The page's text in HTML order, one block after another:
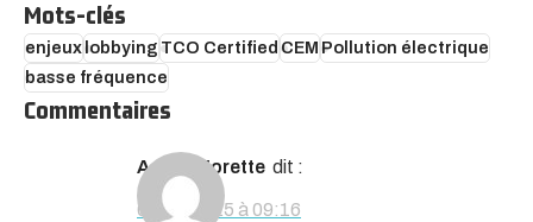
Mots-clés
enjeuxlobbyingTCO Certified CEMPollution électrique
basse fréquence
Commentaires
Agnes Forette dit :
05/05/2025 à 09:16